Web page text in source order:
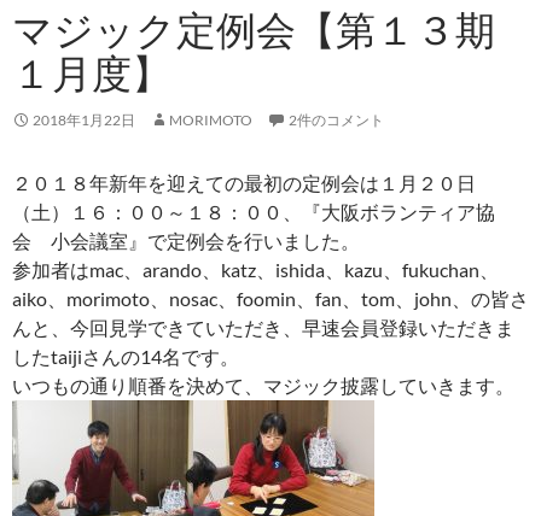
マジック定例会【第１３期
１月度】
2018年1月22日 MORIMOTO 2件のコメント
２０１８年新年を迎えての最初の定例会は１月２０日
（土）１６：００～１８：００、『大阪ボランティア協
会 小会議室』で定例会を行いました。
参加者はmac、arando、katz、ishida、kazu、fukuchan、
aiko、morimoto、nosac、foomin、fan、tom、john、の皆さ
んと、今回見学できていただき、早速会員登録いただきま
したtaijiさんの14名です。
いつもの通り順番を決めて、マジック披露していきます。